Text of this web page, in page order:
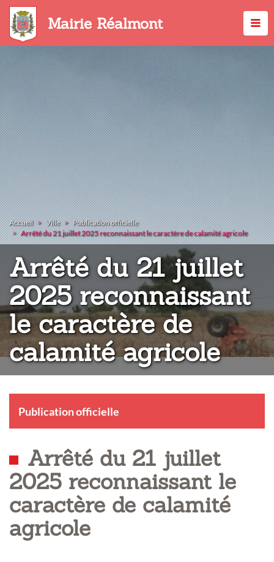
Aller
contenu
principal
Mairie Réalmont
Accueil Ville
Publication officielle
Arrêté du 21 juillet 2025 reconnaissant le caractère de calamité agricole
Arrêté du 21 juillet
2025 reconnaissant
le caractère de
calamité agricole
Publication officielle
Arrêté du 21 juillet
2025 reconnaissant le
caractère de calamité
agricole